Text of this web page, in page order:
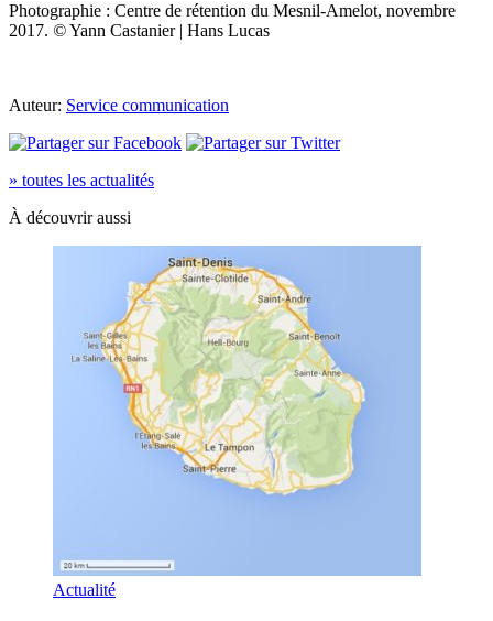
Photographie : Centre de rétention du Mesnil-Amelot, novembre
2017. ©Yann Castanier | Hans Lucas
Auteur: Service communication
» toutes les actualités
À découvrir aussi
Actualité